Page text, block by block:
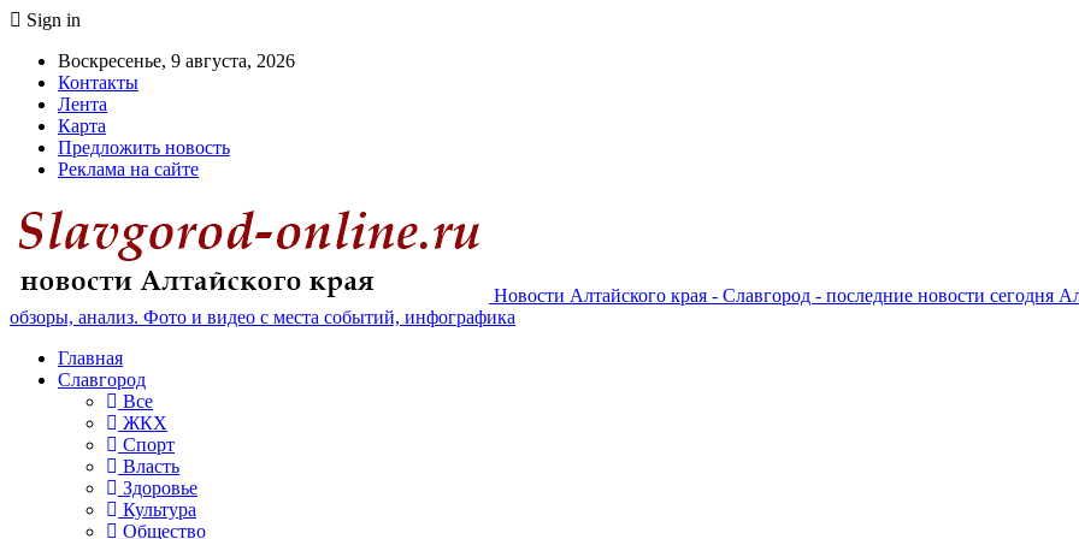
Sign in
Воскресенье, 9 августа, 2026
Контакты
Лента
Карта
Предложить новость
Реклама на сайте
Новости Алтайского края - Славгород - последние новости сегодня
обзоры, анализ. Фото и видео с места событий, инфографика
Главная
Славгород
Все
ЖКХ
Спорт
Власть
Здоровье
Культура
Общество